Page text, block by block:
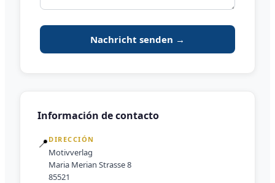
Nachricht senden →
Información de contacto
📍 DIRECCIÓN
Motivverlag
Maria Merian Strasse 8
85521